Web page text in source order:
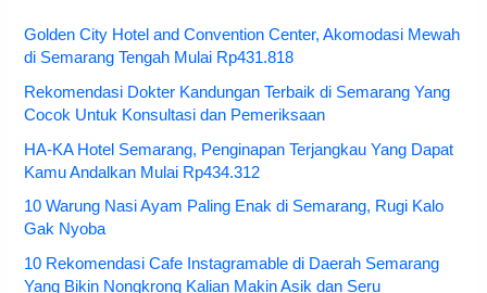
Golden City Hotel and Convention Center, Akomodasi Mewah
di Semarang Tengah Mulai Rp431.818
Rekomendasi Dokter Kandungan Terbaik di Semarang Yang
Cocok Untuk Konsultasi dan Pemeriksaan
HA-KA Hotel Semarang, Penginapan Terjangkau Yang Dapat
Kamu Andalkan Mulai Rp434.312
10 Warung Nasi Ayam Paling Enak di Semarang, Rugi Kalo
Gak Nyoba
10 Rekomendasi Cafe Instagramable di Daerah Semarang
Yang Bikin Nongkrong Kalian Makin Asik dan Seru